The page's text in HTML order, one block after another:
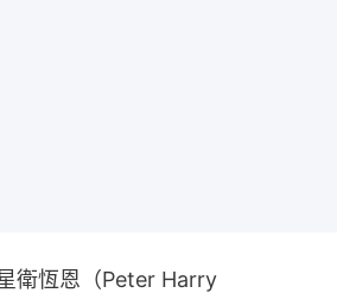
衛恆恩（Peter Harry